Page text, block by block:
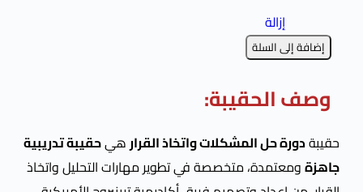
المشكلات واتخاذ القرارهيحقيبة تدريبية
متخصصة في تطوير مهارات التحليل واتخاذ